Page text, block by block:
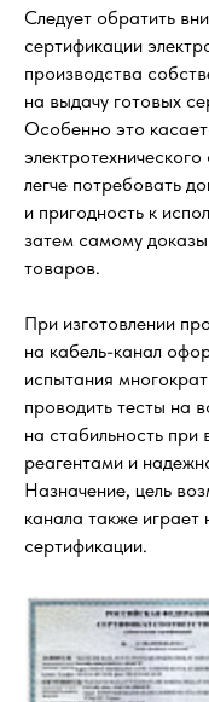
Следует обратить
сертификации
производства
на выдачу готовых
Особенно это
легче потребовать
и пригодность к
затем самому
товаров.
При изготовлении
на кабель-канал
испытания
проводить тесты на
на стабильность при
реагентами и
Назначение, цель
канала также
сертификации.